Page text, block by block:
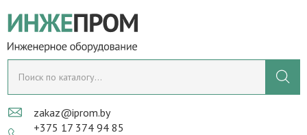
zakaz@iprom.by
+375 17 374 94 85